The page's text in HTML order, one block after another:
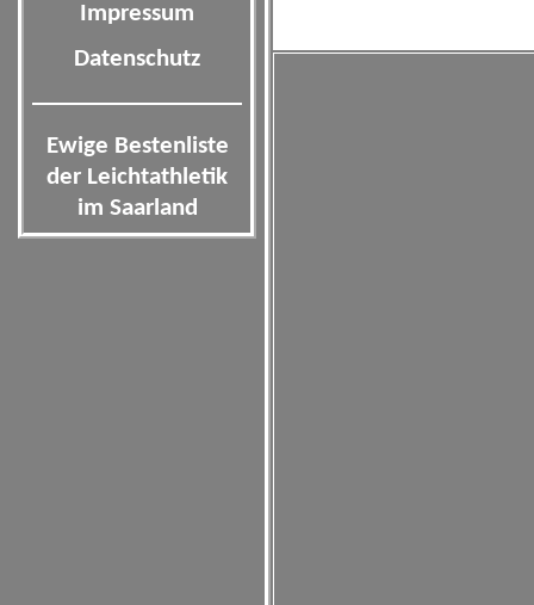
Impressum
Datenschutz
Ewige Bestenliste
der Leichtathletik
im Saarland